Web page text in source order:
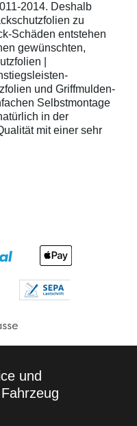
2014. Deshalb
zu
Schäden entstehen
gewünschten,
|
und Griffmulden-
Selbstmontage
in der
mit einer sehr
und